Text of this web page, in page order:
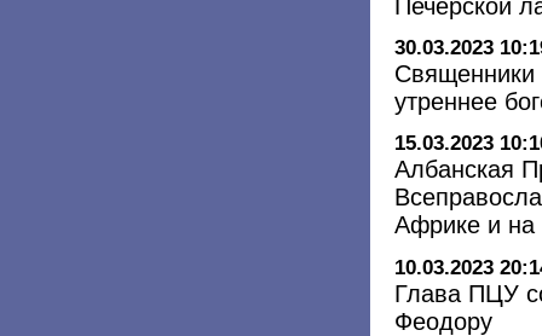
Печерской
30.03.2023
Священники
утреннее
15.03.2023
Албанская
Африке и на
10.03.2023
Глава ПЦУ
Феодору